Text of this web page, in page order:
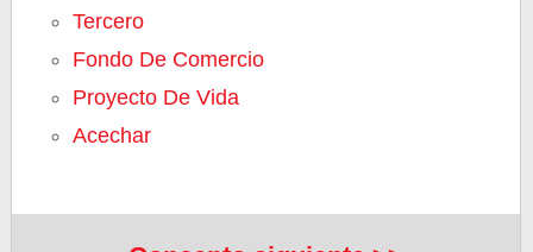
Tercero
Fondo De Comercio
Proyecto De Vida
Acechar